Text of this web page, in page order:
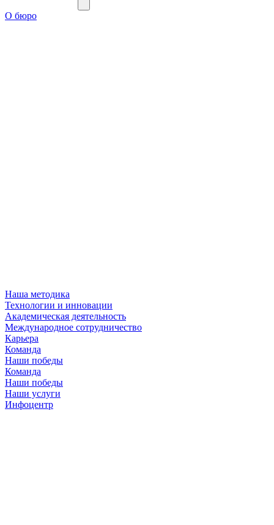
О бюро
Наша методика
Технологии и инновации
Академическая деятельность
Международное сотрудничество
Карьера
Команда
Наши победы
Команда
Наши победы
Наши услуги
Инфоцентр